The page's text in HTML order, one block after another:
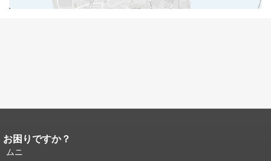
ページコンテンツの終わり。
ジの残りの部分はすべてのページで繰
お困りですか？
ムニ